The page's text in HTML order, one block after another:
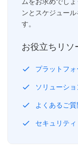
ンとスケジュー
す。
お役立ちリソ
check プラットフ
check ソリューシ
check よくあるご質
check セキュリテ